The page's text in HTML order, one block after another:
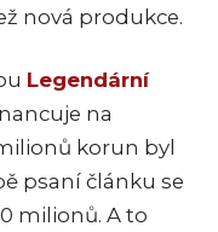
nová produkce.
Legendární
na
korun byl
psaní článku se
milionů. A to